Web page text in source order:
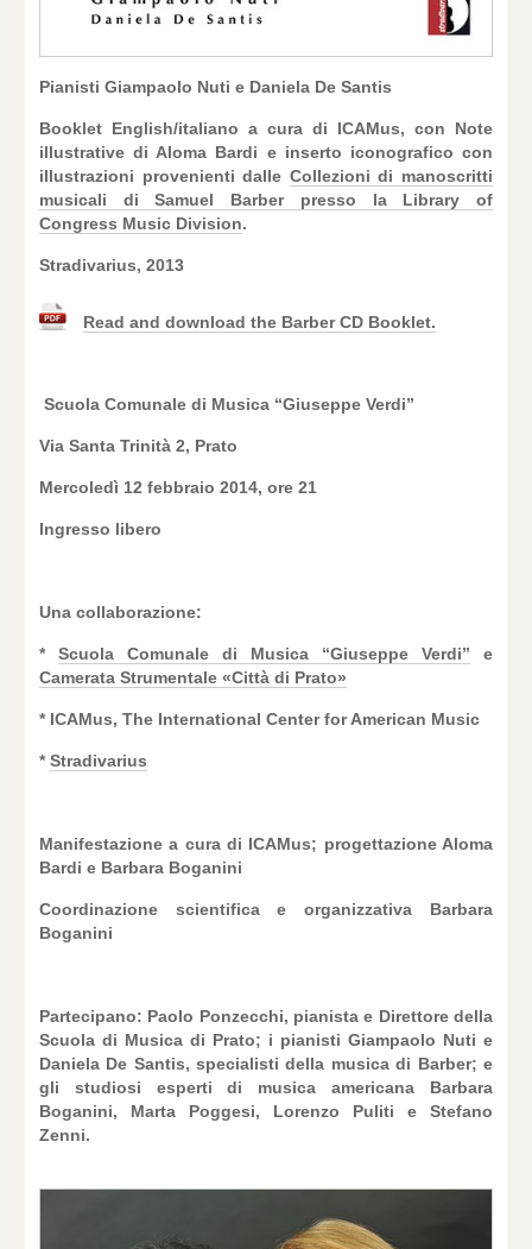
Pianisti Giampaolo Nuti e Daniela De Santis
Booklet English/italiano a cura di ICAMus, con Note
illustrative di Aloma Bardi e inserto iconografico con
illustrazioni provenienti dalle Collezioni di manoscritti
musicali di Samuel Barber presso la Library of
Congress Music Division.
Stradivarius, 2013
Read and download the Barber CD Booklet.
Scuola Comunale di Musica “Giuseppe Verdi”
Via Santa Trinità 2, Prato
Mercoledì 12 febbraio 2014, ore 21
Ingresso libero
Una collaborazione:
* Scuola Comunale di Musica “Giuseppe Verdi” e
Camerata Strumentale «Città di Prato»
* ICAMus, The International Center for American Music
*Stradivarius
Manifestazione a cura di ICAMus; progettazione Aloma
Bardi e Barbara Boganini
Coordinazione scientifica e organizzativa Barbara
Boganini
Partecipano: Paolo Ponzecchi, pianista e Direttore della
Scuola di Musica di Prato; i pianisti Giampaolo Nuti e
Daniela De Santis, specialisti della musica di Barber; e
gli studiosi esperti di musica americana Barbara
Boganini, Marta Poggesi, Lorenzo Puliti e Stefano
Zenni.